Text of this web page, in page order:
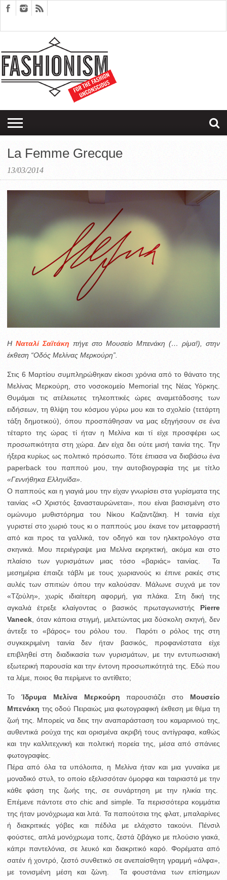
EDITORIALS
COUPLES
THERAPY
SARTORIAGRAM
La Femme Grecque
13/03/2014
Η Ναταλί Σαϊτάκη πήγε στο Μουσείο Μπενάκη (… ρίμα!), στην
έκθεση “Οδός Μελίνας Μερκούρη”.
Στις 6 Μαρτίου συμπληρώθηκαν είκοσι χρόνια από το θάνατο της
Μελίνας Μερκούρη, στο νοσοκομείο Memorial της Νέας Υόρκης.
Θυμάμαι τις ατέλειωτες τηλεοπτικές ώρες αναμετάδοσης των
ειδήσεων, τη θλίψη του κόσμου γύρω μου και το σχολείο (τετάρτη
τάξη δημοτικού), όπου προσπάθησαν να μας εξηγήσουν σε ένα
τέταρτο της ώρας τί ήταν η Μελίνα και τί είχε προσφέρει ως
προσωπικότητα στη χώρα. Δεν είχα δει ούτε μισή ταινία της. Την
ήξερα κυρίως ως πολιτικό πρόσωπο. Τότε έπιασα να διαβάσω ένα
paperback του παππού μου, την αυτοβιογραφία της με τίτλο
«Γεννήθηκα Ελληνίδα»
Ο παππούς και η γιαγιά μου την είχαν γνωρίσει στα γυρίσματα της
ταινίας «Ο Χριστός ξανασταυρώνεται», που είναι βασισμένη στο
ομώνυμο μυθιστόρημα του Νίκου Καζαντζάκη. Η ταινία είχε
γυριστεί στο χωριό τους κι ο παππούς μου έκανε τον μεταφραστή
από και προς τα γαλλικά, τον οδηγό και τον ηλεκτρολόγο στα
σκηνικά. Μου περιέγραψε μια Μελίνα εκρηκτική, ακόμα και στο
πλαίσιο των γυρισμάτων μιας τόσο «βαριάς» ταινίας. Τα
μεσημέρια έπαιζε τάβλι με τους χωριανούς κι έπινε ρακές στις
αυλές των σπιτιών όπου την καλούσαν. Μάλωνε συχνά με τον
«Τζούλη», χωρίς ιδιαίτερη αφορμή, για πλάκα. Στη δική της
αγκαλιά έτρεξε κλαίγοντας ο βασικός πρωταγωνιστής Pierre
Vaneck , όταν κάποια στιγμή, μελετώντας μια δύσκολη σκηνή, δεν
άντεξε το «βάρος» του ρόλου του. Παρότι ο ρόλος της στη
συγκεκριμένη ταινία δεν ήταν βασικός, προφανέστατα είχε
επιβληθεί στη διαδικασία των γυρισμάτων, με την εντυπωσιακή
εξωτερική παρουσία και την έντονη προσωπικότητά της. Εδώ που
τα λέμε, ποιος θα περίμενε το αντίθετο;
Το Ίδρυμα Μελίνα Μερκούρη παρουσιάζει στο Μουσείο
Μπενάκη της οδού Πειραιώς μια φωτογραφική έκθεση με θέμα τη
ζωή της. Μπορείς να δεις την αναπαράσταση του καμαρινιού της,
αυθεντικά ρούχα της και ορισμένα ακριβή τους αντίγραφα, καθώς
και την καλλιτεχνική και πολιτική πορεία της, μέσα από σπάνιες
φωτογραφίες.
Πέρα από όλα τα υπόλοιπα, η Μελίνα ήταν και μια γυναίκα με
μοναδικό στυλ, το οποίο εξελισσόταν όμορφα και ταιριαστά με την
κάθε φάση της ζωής της, σε συνάρτηση με την ηλικία της.
Επέμενε πάντοτε στο chic and simple. Τα περισσότερα κομμάτια
της ήταν μονόχρωμα και λιτά. Τα παπούτσια της φλατ, μπαλαρίνες
ή διακριτικές γόβες και πέδιλα με ελάχιστο τακούνι. Πένσιλ
φούστες, απλά μονόχρωμα τοπς, ζεστά ζιβάγκο με πλούσιο γιακά,
κάπρι παντελόνια, σε λευκό και διακριτικό καρό. Φορέματα από
σατέν ή χοντρό, ζεστό συνθετικό σε ανεπαίσθητη γραμμή «άλφα»,
με τονισμένη μέση και ζώνη. Τα φουστάνια των επίσημων